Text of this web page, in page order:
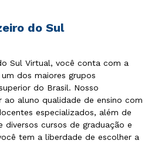
do Sul
Sul Virtual, você conta com a
dos maiores grupos
do Brasil. Nosso
aluno qualidade de ensino com
especializados, além de
diversos cursos de graduação e
tem a liberdade de escolher a